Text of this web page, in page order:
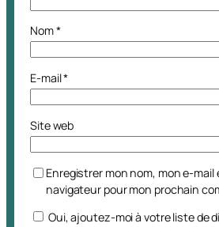
Nom*
E-mail*
Site web
Enregistrer mon nom, mon e-
navigateur pour mon prochain
Oui, ajoutez-moi à votre liste de